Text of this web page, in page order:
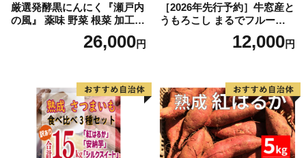
厳選発酵黒にんにく『瀬戸内
の風』 薬味 野菜 根菜 加工食
26,000円
［2026年先行予約］牛窓産と
うもろこし まるでフルー
ツ！最高糖度25度超え 生で
甘い、茹でて美味い！ 黄色
野菜
12,000円